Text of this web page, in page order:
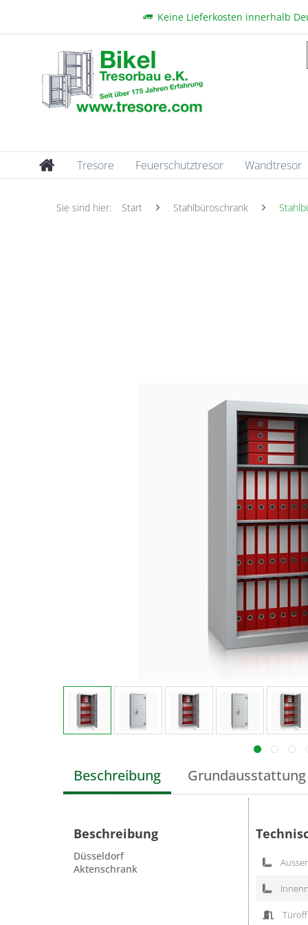
Keine Lieferkosten innerhalb
Tresore Feuerschutztresor Wandtresor
Sie sind hier: Start Stahlbüroschrank
Beschreibung Grundausstattung
Beschreibung
Düsseldorf
Aktenschrank